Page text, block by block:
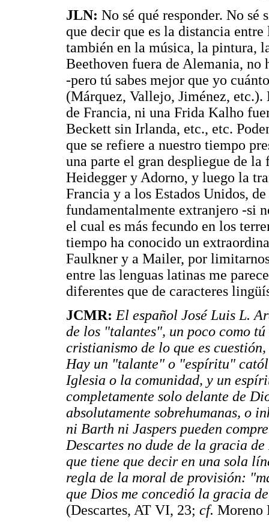
JLN: No sé qué responder. No
que decir que es la distancia
también en la música, la pintura,
Beethoven fuera de Alemania, no
-pero tú sabes mejor que yo
(Márquez, Vallejo, Jiménez,
de Francia, ni una Frida Kalho
Beckett sin Irlanda, etc., etc.
que se refiere a nuestro tiempo
una parte el gran despliegue de
Heidegger y Adorno, y luego la
Francia y a los Estados Unidos,
fundamentalmente extranjero -si
el cual es más fecundo en los
tiempo ha conocido un
Faulkner y a Mailer, por
entre las lenguas latinas me
diferentes que de caracteres
JCMR: El español José Luis L.
de los "talantes", un poco como
cristianismo de lo que es
Hay un "talante" o "espíritu"
Iglesia o la comunidad, y un
completamente solo delante de
absolutamente sobrehumanas, o
ni Barth ni Jaspers pueden
Descartes no dude de la gracia
que tiene que decir en una sola
regla de la moral de provisión:
que Dios me concedió la gracia
(Descartes, AT VI, 23; cf. Moreno